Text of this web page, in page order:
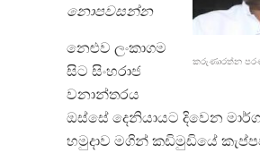
කරුණාරත්න
නොපවසන්න
නෙළුව ලංකාගම
සිට සිංහරාජ
වනාන්තරය
ඔස්සේ දෙනියායට දිවෙන
හමුදාව මගින් කඩිමුඩියේ